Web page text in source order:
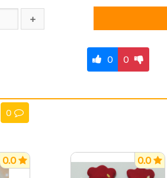
0 0
0
0.0 0.0